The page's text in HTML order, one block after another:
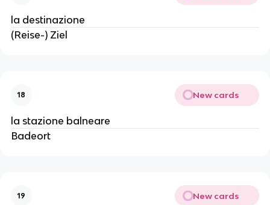
la destinazione
(Reise-) Ziel
18 New cards
la stazione balneare
Badeort
19 New cards